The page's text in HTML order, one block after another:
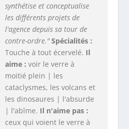
synthétise et conceptualise
les différents projets de
l'agence depuis sa tour de
contre-ordre." Spécialités :
Touche à tout écervelé. Il
aime :voir le verre à
moitié plein | les
cataclysmes, les volcans et
les dinosaures | l'absurde
| l'abîme. Il n'aime pas :
ceux qui voient le verre à